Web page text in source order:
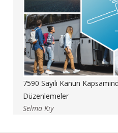
7590 Sayılı Kanun
Düzenlemeler
Selma Kıy